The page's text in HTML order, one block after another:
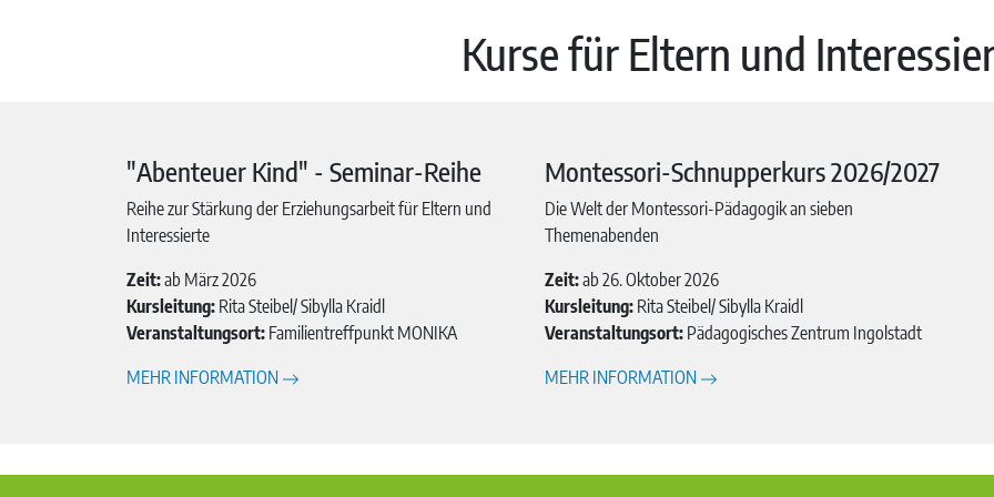
Kurse für Eltern und
"Abenteuer Kind" - Seminar-Reihe
Reihe zur Stärkung der Erziehungsarbeit für Eltern und
Interessierte
Zeit:ab März 2026
Kursleitung: Rita Steibel/ Sibylla Kraidl
Veranstaltungsort: Familientreffpunkt MONIKA
MEHR INFORMATION
Montessori-Schnupperkurs 2026/2027
Die Welt der Montessori-Pädagogik an sieben
Themenabenden
Zeit:ab 26. Oktober 2026
Kursleitung: Rita Steibel/ Sibylla Kraidl
Veranstaltungsort: Pädagogisches Zentrum Ingolstadt
MEHR INFORMATION